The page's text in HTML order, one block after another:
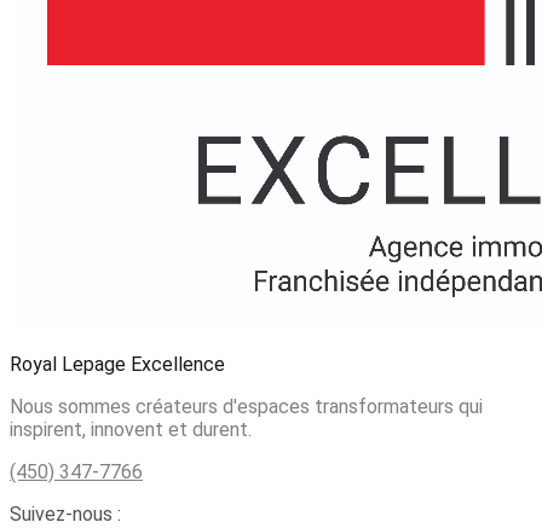
Royal Lepage Excellence
Nous sommes créateurs d'espaces transformateurs qui
inspirent, innovent et durent.
(450) 347-7766
Suivez-nous :